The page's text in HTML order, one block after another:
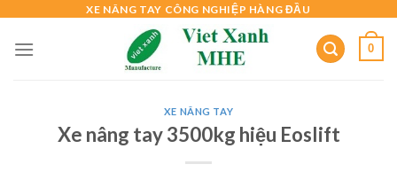
content
XE NÂNG TAY CÔNG NGHIỆP HÀNG ĐẦU
0
XE NÂNG TAY
Xe nâng tay 3500kg hiệu Eoslift